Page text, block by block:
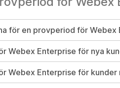
för en provperiod för Webex
Webex Enterprise för nya
Webex Enterprise för